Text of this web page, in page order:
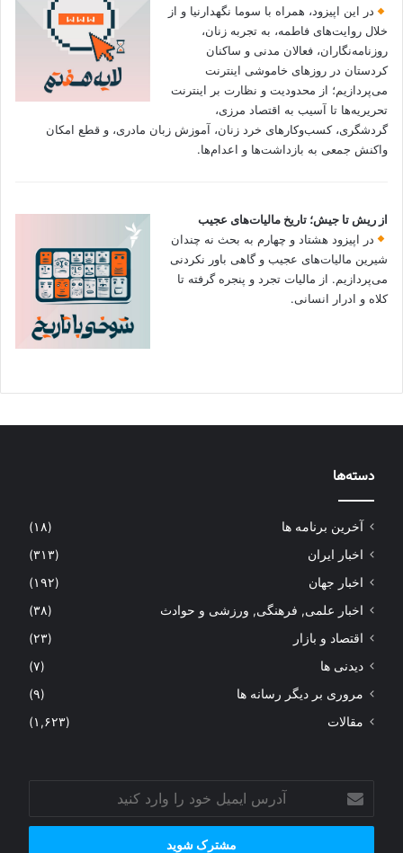
در این اپیزود، همراه با سوما نگهدارنیا و از
خلال روایت‌های فاطمه، به تجربه زنان،
روزنامه‌نگاران، فعالان مدنی و ساکنان
کردستان در روزهای خاموشی اینترنت
می‌پردازیم؛ از محدودیت و نظارت بر اینترنت
تحریریه‌ها تا آسیب به اقتصاد مرزی،
گردشگری، کسب‌وکارهای خرد زنان، آموزش زبان مادری، و قطع امکان
واکنش جمعی به بازداشت‌ها و اعدام‌ها.
از ریش تا جیش؛ تاریخ مالیات‌های عجیب
در اپیزود هشتاد و چهارم به بحث نه چندان
شیرین مالیات‌های عجیب و گاهی باور نکردنی‌
می‌پردازیم. از مالیات تجرد و پنجره گرفته تا
کلاه و ادرار انسانی.
دسته‌ها
آخرین برنامه ها
(۱۸)
اخبار ایران
(۳۱۳)
اخبار جهان
(۱۹۲)
اخبار علمی, فرهنگی, ورزشی و حوادث
(۳۸)
اقتصاد و بازار
(۲۳)
دیدنی ها
(۷)
مروری بر دیگر رسانه ها
(۹)
مقالات
(۱,۶۲۳)
ایمیل
خود